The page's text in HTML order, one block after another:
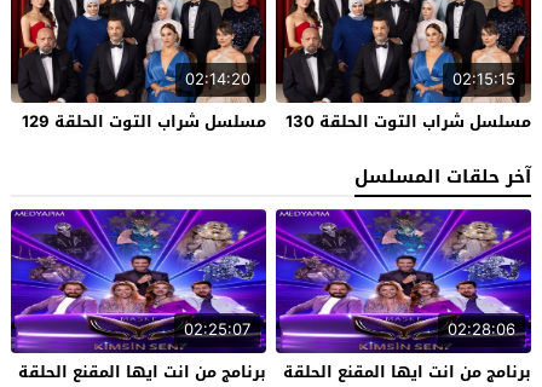
02:15:15
مسلسل شراب التوت الحلقة 130
02:14:20
مسلسل شراب التوت الحلقة 129
آخر حلقات المسلسل
02:28:06
برنامج من انت ايها المقنع الحلقة
02:25:07
برنامج من انت ايها المقنع الحلقة